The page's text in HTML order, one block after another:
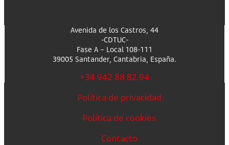
Avenida de los Castros, 44
-CDTUC-
Fase A – Local 108-111
39005 Santander, Cantabria, España.
+34 942 88 82 94
Política de privacidad
Política de cookies
Contacto